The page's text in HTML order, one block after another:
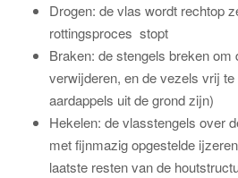
Drogen: de vlas wordt rechtop
rottingsproces stopt
Braken: de stengels breken om
verwijderen, en de vezels vrij
aardappels uit de grond zijn)
Hekelen: de vlasstengels over
met fijnmazig opgestelde
laatste resten van de